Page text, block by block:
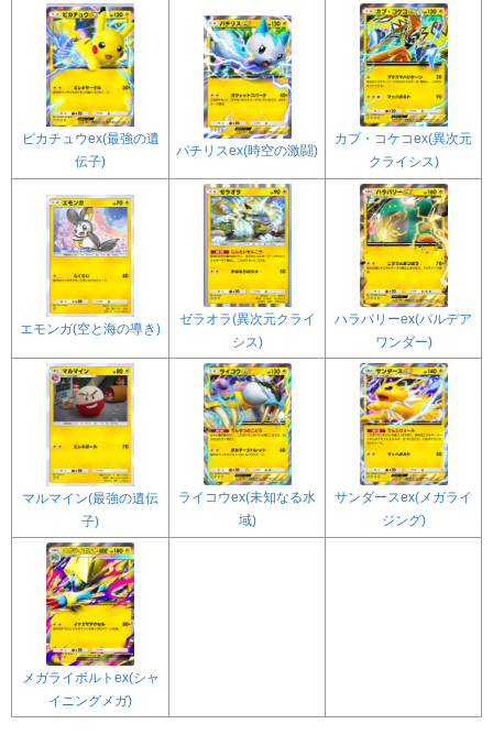
ピカチュウex(最強の遺
伝子)
パチリスex(時空の激闘)
カプ・コケコex(異次元
クライシス)
エモンガ(空と海の導き)
ゼラオラ(異次元クライ
シス)
ハラバリーex(パルデア
ワンダー)
マルマイン(最強の遺伝
子)
ライコウex(未知なる水
域)
サンダースex(メガライ
ジング)
メガライボルトex(シャ
イニングメガ)